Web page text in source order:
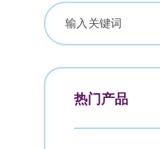
热门产品